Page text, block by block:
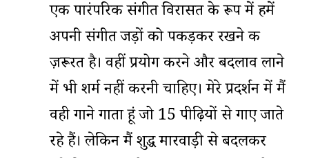
एक पारंपरिक संगीत विरासत के रूप में हमें
अपनी संगीत जड़ों को पकड़कर रखने की
ज़रूरत है। वहीं प्रयोग करने और बदलाव लाने
में भी शर्म नहीं करनी चाहिए। मेरे प्रदर्शन में मैं
वही गाने गाता हूं जो 15 पीढ़ियों से गाए जाते
रहे हैं। लेकिन मैं शुद्ध मारवाड़ी से बदलकर